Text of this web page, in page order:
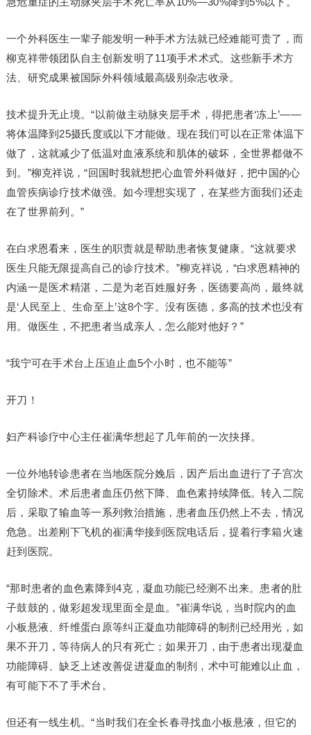
一个外科医生一辈子能发明一种手术方法就已经难能可贵了，而
柳克祥带领团队自主创新发明了11项手术术式。这些新手术方
法、研究成果被国际外科领域最高级别杂志收录。
技术提升无止境。“以前做主动脉夹层手术，得把患者‘冻上’——
将体温降到25摄氏度或以下才能做。现在我们可以在正常体温下
做了，这就减少了低温对血液系统和肌体的破坏，全世界都做不
到。”柳克祥说，“回国时我就想把心血管外科做好，把中国的心
血管疾病诊疗技术做强。如今理想实现了，在某些方面我们还走
在了世界前列。”
在白求恩看来，医生的职责就是帮助患者恢复健康。“这就要求
医生只能无限提高自己的诊疗技术。”柳克祥说，“白求恩精神的
内涵一是医术精湛，二是为老百姓服好务，医德要高尚，最终就
是‘人民至上、生命至上’这8个字。没有医德，多高的技术也没有
用。做医生，不把患者当成亲人，怎么能对他好？”
“我宁可在手术台上压迫止血5个小时，也不能等”
开刀！
妇产科诊疗中心主任崔满华想起了几年前的一次抉择。
一位外地转诊患者在当地医院分娩后，因产后出血进行了子宫次
全切除术。术后患者血压仍然下降、血色素持续降低。转入二院
后，采取了输血等一系列救治措施，患者血压仍然上不去，情况
危急。出差刚下飞机的崔满华接到医院电话后，提着行李箱火速
赶到医院。
“那时患者的血色素降到4克，凝血功能已经测不出来。患者的肚
子鼓鼓的，做彩超发现里面全是血。”崔满华说，当时院内的血
小板悬液、纤维蛋白原等纠正凝血功能障碍的制剂已经用光，如
果不开刀，等待病人的只有死亡；如果开刀，由于患者出现凝血
功能障碍、缺乏上述改善促进凝血的制剂，术中可能难以止血，
有可能下不了手术台。
但还有一线生机。“当时我们在全长春寻找血小板悬液，但它的